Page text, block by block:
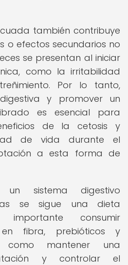
también contribuye
o efectos secundarios no
se presentan al iniciar
como la irritabilidad
Por lo tanto,
y promover un
es esencial para
de la cetosis y
de vida durante el
a esta forma de
un sistema digestivo
se sigue una dieta
consumir
fibra, prebióticos y
como mantener una
y controlar el